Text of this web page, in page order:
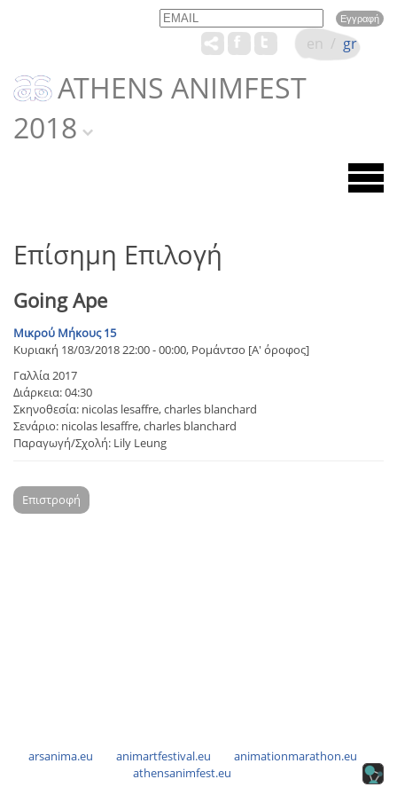
Email Name
ATHENS ANIMFEST
2018
en / gr
Επίσημη Επιλογή
Going Ape
Μικρού Μήκους 15
Κυριακή 18/03/2018 22:00 - 00:00, Ρομάντσο [Α' όροφος]
Γαλλία 2017
Διάρκεια: 04:30
Σκηνοθεσία: nicolas lesaffre, charles blanchard
Σενάριο: nicolas lesaffre, charles blanchard
Παραγωγή/Σχολή: Lily Leung
Επιστροφή
arsanima.eu animartfestival.eu
animationmarathon.eu
athensanimfest.eu